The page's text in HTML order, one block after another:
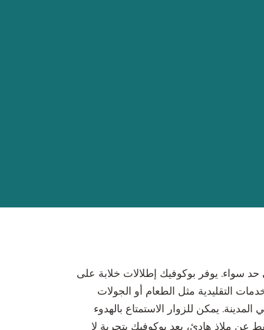
سواء. يوفر بوكوفيك إطلالات خلابة على
التقليدية مثل الطعام أو الجولات
يمكن للزوار الاستمتاع بالهدوء
عن ملاذ هادئ، يعد بوكوفيك بتجربة لا